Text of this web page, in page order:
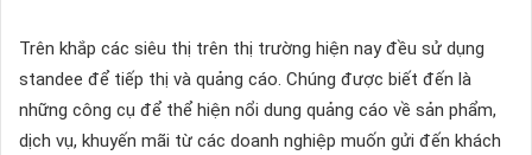
Trên khắp các siêu thị trên thị trường hiện nay đều sử dụng
standee để tiếp thị và quảng cáo. Chúng được biết đến là
những công cụ để thể hiện nổi dung quảng cáo về sản phẩm,
dịch vụ, khuyến mãi từ các doanh nghiệp muốn gửi đến khách